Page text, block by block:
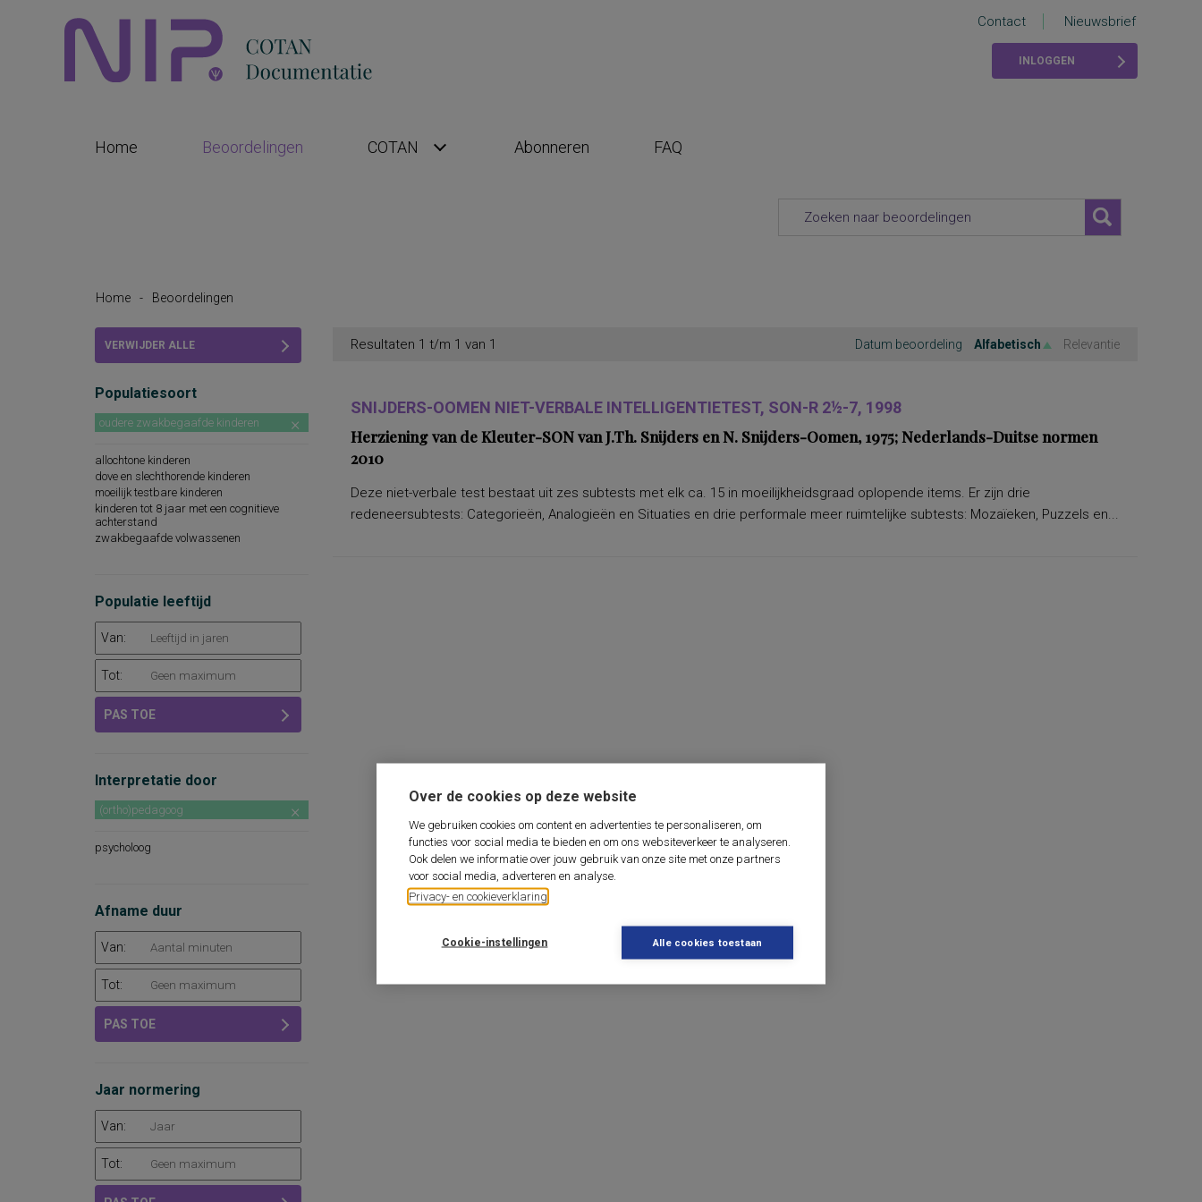
Over de cookies op deze website
We gebruiken cookies om content en advertenties te personaliseren, om
functies voor social media te bieden en om ons websiteverkeer te analyseren.
Ook delen we informatie over jouw gebruik van onze site met onze partners
voor social media, adverteren en analyse.
Privacy- en cookieverklaring
Cookie-instellingen Alle cookies toestaan
Contact Nieuwsbrief
INLOGGEN
Home Beoordelingen COTAN Abonneren FAQ
Home - Beoordelingen
VERWIJDER ALLE
Populatiesoort
oudere zwakbegaafde kinderen
allochtone kinderen
dove en slechthorende kinderen
moeilijk testbare kinderen
kinderen tot 8 jaar met een cognitieve
achterstand
zwakbegaafde volwassenen
Populatie leeftijd
Van:
Tot:
PAS TOE
Interpretatie door
(ortho)pedagoog
psycholoog
Afname duur
Van:
Tot:
PAS TOE
Jaar normering
Van:
Tot:
Resultaten 1 t/m 1 van 1 Datum beoordeling Alfabetisch Relevantie
SNIJDERS-OOMEN NIET-VERBALE INTELLIGENTIETEST, SON-R 2½-7, 1998
Herziening van de Kleuter-SON van J.Th. Snijders en N. Snijders-Oomen, 1975; Nederlands-Duitse normen
2010
Deze niet-verbale test bestaat uit zes subtests met elk ca. 15 in moeilijkheidsgraad oplopende items. Er zijn drie
redeneersubtests: Categorieën, Analogieën en Situaties en drie performale meer ruimtelijke subtests: Mozaïeken, Puzzels en...